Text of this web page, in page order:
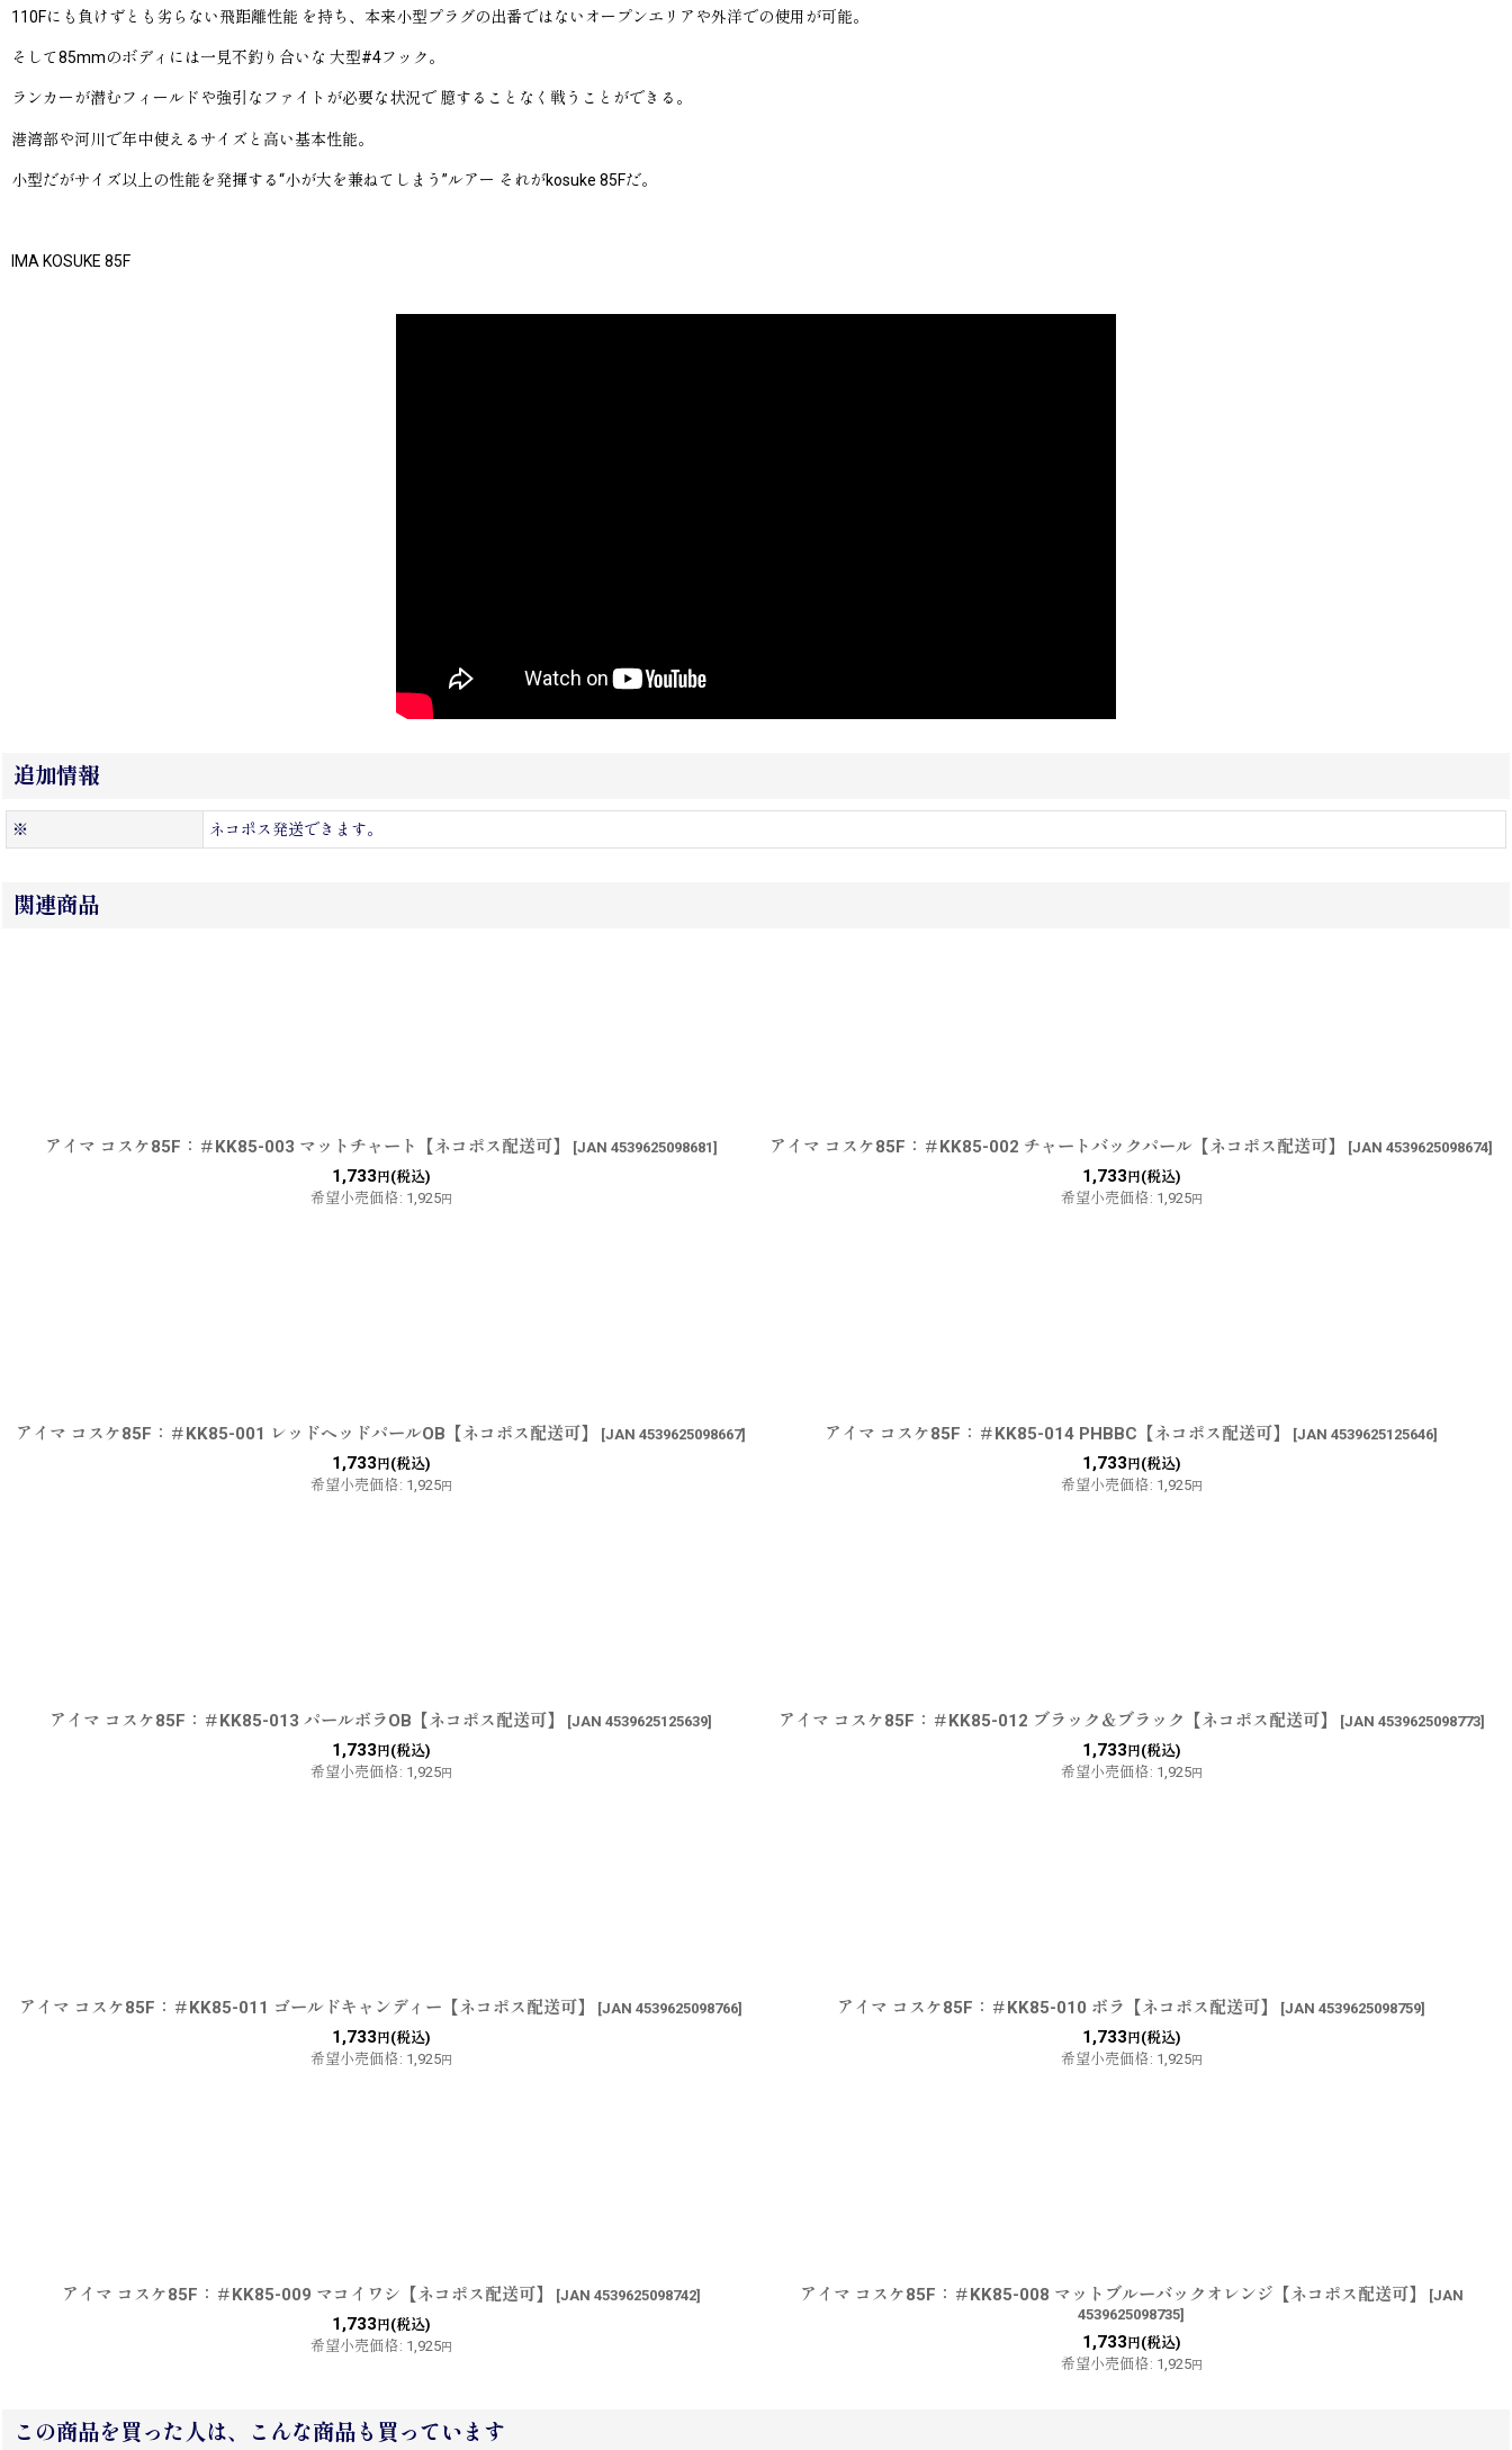
110Fにも負けずとも劣らない飛距離性能 を持ち、本来小型プラグの出番ではないオープンエリアや外洋での使用が可能。
そして85mmのボディには一見不釣り合いな 大型#4フック。
ランカーが潜むフィールドや強引なファイトが必要な状況で 臆することなく戦うことができる。
港湾部や河川で年中使えるサイズと高い基本性能。
小型だがサイズ以上の性能を発揮する“小が大を兼ねてしまう”ルアー それがkosuke 85Fだ。
IMA KOSUKE 85F
追加情報
※ ネコポス発送できます。
関連商品
アイマ コスケ85F：＃KK85-003 マットチャート【ネコポス配送可】 [JAN 4539625098681]
1,733 円(税込)
希望小売価格: 1,925円
アイマ コスケ85F：＃KK85-002 チャートバックパール【ネコポス配送可】 [JAN 4539625098674]
1,733 円(税込)
希望小売価格: 1,925円
アイマ コスケ85F：＃KK85-001 レッドヘッドパールOB【ネコポス配送可】 [JAN 4539625098667]
1,733 円(税込)
希望小売価格: 1,925円
アイマ コスケ85F：＃KK85-014 PHBBC【ネコポス配送可】 [JAN 4539625125646]
1,733 円(税込)
希望小売価格: 1,925円
アイマ コスケ85F：＃KK85-013 パールボラOB【ネコポス配送可】 [JAN 4539625125639]
1,733 円(税込)
希望小売価格: 1,925円
アイマ コスケ85F：＃KK85-012 ブラック＆ブラック【ネコポス配送可】 [JAN 4539625098773]
1,733 円(税込)
希望小売価格: 1,925円
アイマ コスケ85F：＃KK85-011 ゴールドキャンディー【ネコポス配送可】 [JAN 4539625098766]
1,733 円(税込)
希望小売価格: 1,925円
アイマ コスケ85F：＃KK85-010 ボラ【ネコポス配送可】 [JAN 4539625098759]
1,733 円(税込)
希望小売価格: 1,925円
アイマ コスケ85F：＃KK85-009 マコイワシ【ネコポス配送可】 [JAN 4539625098742]
1,733 円(税込)
希望小売価格: 1,925円
アイマ コスケ85F：＃KK85-008 マットブルーバックオレンジ【ネコポス配送可】 [JAN
4539625098735]
1,733 円(税込)
希望小売価格: 1,925円
この商品を買った人は、こんな商品も買っています